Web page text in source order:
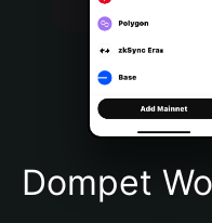
Português (Brasil)
Español (Argentina)
Dompet